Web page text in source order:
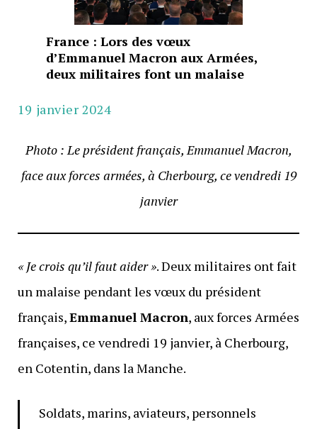
France : Lors des vœux
d’Emmanuel Macron aux Armées,
deux militaires font un malaise
19 janvier 2024
Photo : Le président français, Emmanuel Macron,
face aux forces armées, à Cherbourg, ce vendredi 19
janvier
« Je crois qu’il faut aider ». Deux militaires ont fait
un malaise pendant les vœux du président
français,Emmanuel Macron, aux forces Armées
françaises, ce vendredi 19 janvier, à Cherbourg,
en Cotentin, dans la Manche.
Soldats, marins, aviateurs, personnels